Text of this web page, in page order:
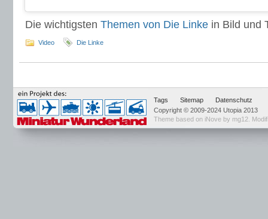
Die wichtigsten Themen von Die Linke in Bild und
Video Die Linke
Tags Sitemap
Datenschutz
Copyright © 2009-2024 Utopia 2013
Theme based on iNove by mg12 .